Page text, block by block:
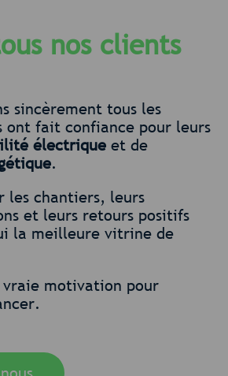
nos clients
sincèrement tous les
ont fait confiance pour leurs
électrique et de
.
les chantiers, leurs
et leurs retours positifs
la meilleure vitrine de
motivation pour